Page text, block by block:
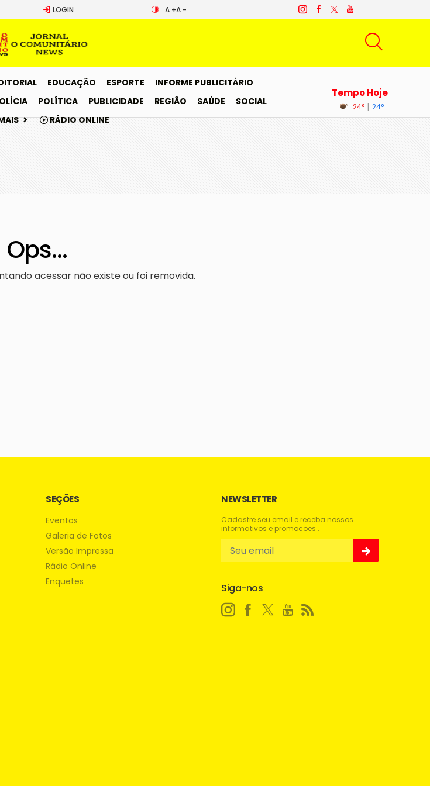
LOGIN A +A -
EDUCAÇÃO ESPORTE
INFORME PUBLICITÁRIO
POLÍTICA PUBLICIDADE REGIÃO SAÚDE
SOCIAL
RÁDIO ONLINE
Tempo Hoje
24° | 24°
Ops...
acessar não existe ou foi removida.
SEÇÕES
Eventos
Galeria de Fotos
Versão Impressa
Rádio Online
Enquetes
NEWSLETTER
Cadastre seu email e receba nossos
informativos e promocões .
Siga-nos